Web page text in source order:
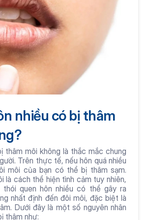
nhiều có bị thâm
thâm môi không là thắc mắc chung
Trên thực tế, nếu hôn quá nhiều
môi của bạn có thể bị thâm sạm.
là cách thể hiện tình cảm tuy nhiên,
quen hôn nhiều có thể gây ra
nhất định đến đôi môi, đặc biệt là
Dưới đây là một số nguyên nhân
thâm như: